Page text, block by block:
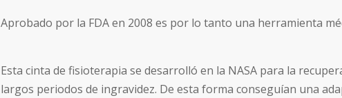
Aprobado por la FDA en 2008 es por lo tanto una herramienta
Esta cinta de fisioterapia se desarrolló en la NASA para la
largos periodos de ingravidez. De esta forma conseguían una